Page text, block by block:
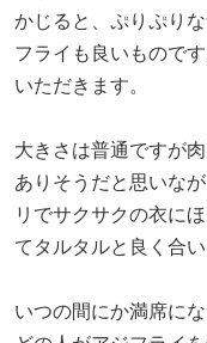
かじると、ぷりぷり
フライも良いもので
いただきます。
大きさは普通ですが
ありそうだと思いな
リでサクサクの衣に
てタルタルと良く合い
いつの間にか満席に